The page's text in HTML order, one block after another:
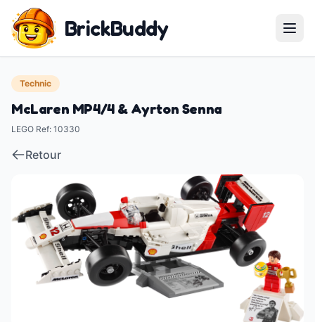
BrickBuddy
Technic
McLaren MP4/4 & Ayrton Senna
LEGO Ref: 10330
Retour